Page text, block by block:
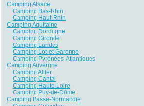
Camping Alsace
Camping Bas-Rhin
Camping Haut-Rhin
Camping Aquitaine
Camping Dordogne
Camping Gironde
Camping Landes
Camping Lot-et-Garonne
Camping Pyrénées-Atlantiques
Camping Auvergne
Camping Allier
Camping Cantal
Camping Haute-Loire
Camping Puy-de-Dôme
Camping Basse-Normandie